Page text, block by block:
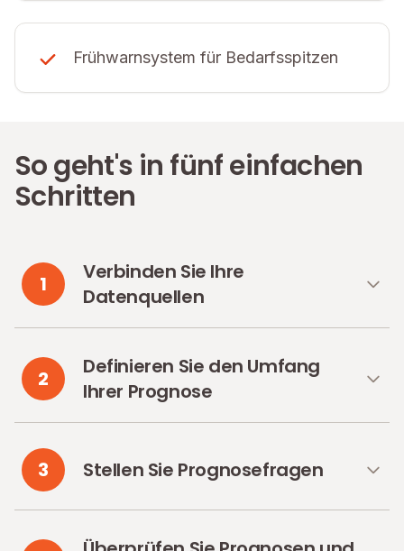
Frühwarnsystem für Bedarfsspitzen
So geht's in fünf einfachen
Schritten
1
Verbinden Sie Ihre
Datenquellen
2
Definieren Sie den Umfang
Ihrer Prognose
3 Stellen Sie Prognosefragen